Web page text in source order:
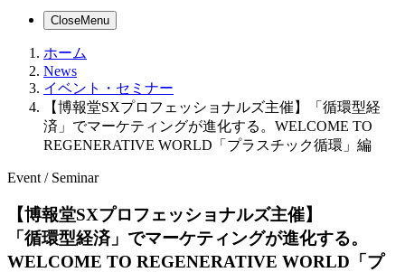
CloseMenu
ホーム
News
イベント・セミナー
【博報堂SXプロフェッショナルズ主催】「循環型経
済」でマーケティングが進化する。WELCOME TO
REGENERATIVE WORLD「プラスチック循環」編
Event / Seminar
【博報堂SXプロフェッショナルズ主催】
「循環型経済」でマーケティングが進化する。
WELCOME TO REGENERATIVE WORLD「プ